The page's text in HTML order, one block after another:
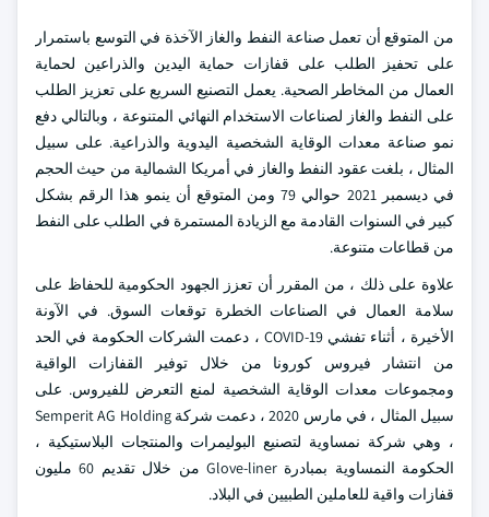
من المتوقع أن تعمل صناعة النفط والغاز الآخذة في التوسع باستمرار
على تحفيز الطلب على قفازات حماية اليدين والذراعين لحماية
العمال من المخاطر الصحية. يعمل التصنيع السريع على تعزيز الطلب
على النفط والغاز لصناعات الاستخدام النهائي المتنوعة ، وبالتالي دفع
نمو صناعة معدات الوقاية الشخصية اليدوية والذراعية. على سبيل
المثال ، بلغت عقود النفط والغاز في أمريكا الشمالية من حيث الحجم
في ديسمبر 2021 حوالي 79 ومن المتوقع أن ينمو هذا الرقم بشكل
كبير في السنوات القادمة مع الزيادة المستمرة في الطلب على النفط
من قطاعات متنوعة.
علاوة على ذلك ، من المقرر أن تعزز الجهود الحكومية للحفاظ على
سلامة العمال في الصناعات الخطرة توقعات السوق. في الآونة
الأخيرة ، أثناء تفشي COVID-19 ، دعمت الشركات الحكومة في الحد
من انتشار فيروس كورونا من خلال توفير القفازات الواقية
ومجموعات معدات الوقاية الشخصية لمنع التعرض للفيروس. على
سبيل المثال ، في مارس 2020 ، دعمت شركة Semperit AG Holding
، وهي شركة نمساوية لتصنيع البوليمرات والمنتجات البلاستيكية ،
الحكومة النمساوية بمبادرة Glove-liner من خلال تقديم 60 مليون
قفازات واقية للعاملين الطبيين في البلاد.